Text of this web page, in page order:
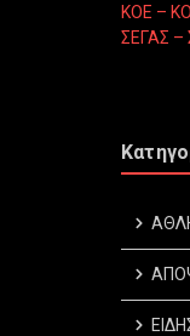
ΚΟΕ –
ΣΕΓΑΣ –